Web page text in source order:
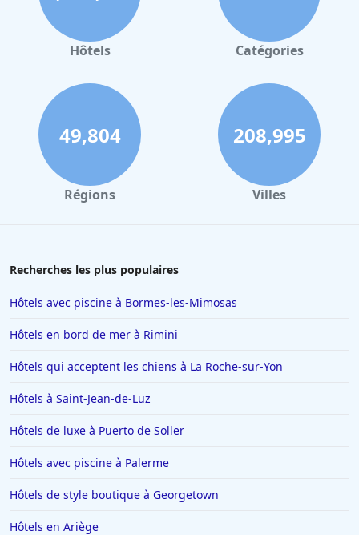
Rhodes-Intérieures
Hôtels 3 étoiles à Schwyz
Hôtels 3
étoiles à Obwald
Hôtels 3 étoiles à
Schaffhausen | Hôtels 3 étoiles à Uri
Hôtels 3 étoiles à
Hôtels 3 étoiles à Zug Hôtels 3 étoiles à Nidwald
Hôtels Catégories
49,804
Régions
208,995
Villes
Recherches les plus populaires
Hôtels avec piscine à Bormes-les-Mimosas
Hôtels en bord de mer à Rimini
Hôtels qui acceptent les chiens à La Roche-sur-Yon
Hôtels à Saint-Jean-de-Luz
Hôtels de luxe à Puerto de Soller
Hôtels avec piscine à Palerme
Hôtels de style boutique à Georgetown
Hôtels en Ariège